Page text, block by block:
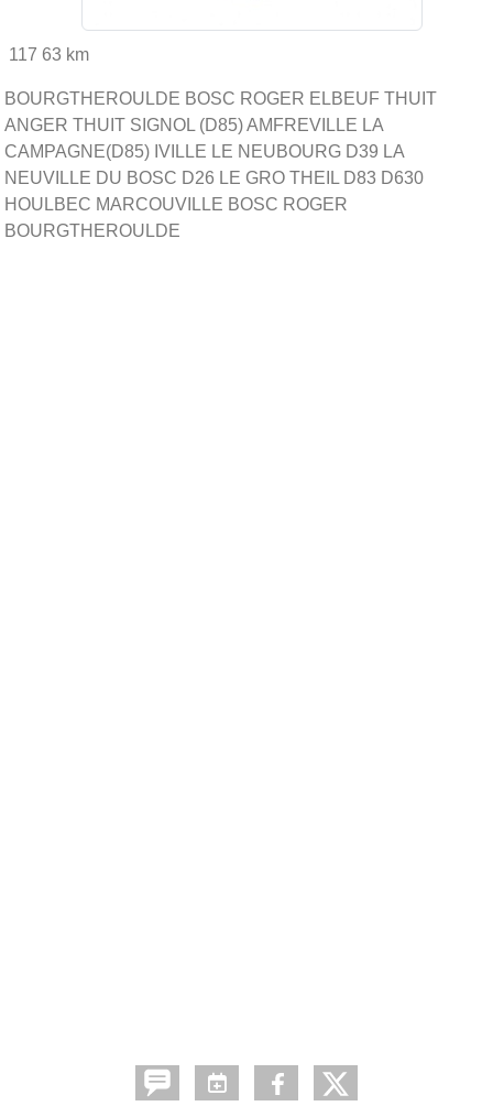
117 63 km
BOURGTHEROULDE BOSC ROGER ELBEUF THUIT
ANGER THUIT SIGNOL (D85) AMFREVILLE LA
CAMPAGNE(D85) IVILLE LE NEUBOURG D39 LA
NEUVILLE DU BOSC D26 LE GRO THEIL D83 D630
HOULBEC MARCOUVILLE BOSC ROGER
BOURGTHEROULDE